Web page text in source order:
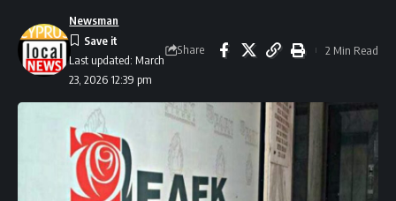
Last updated: March
23, 2026 12:39 pm
Newsman
Share 2 Min Read